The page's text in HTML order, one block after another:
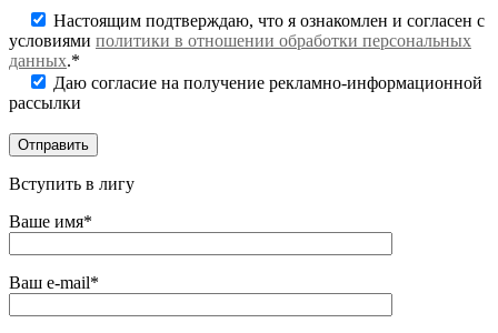
Настоящим подтверждаю, что я ознакомлен и согласен с
условиями политики в отношении обработки персональных
данных.*
Даю согласие на получение рекламно-информационной
рассылки
Вступить в лигу
Ваше имя*
Ваш e-mail*